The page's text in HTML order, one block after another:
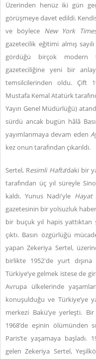
Üzerinden henüz iki gün
görüşmeye davet edildi.
ve böylece New York
gazetecilik eğitimi almış
gördüğü birçok modern
gazeteciliğine yeni bir
temsilcilerinden oldu. Çift
Mustafa Kemal Atatürk
Yayın Genel Müdürlüğü)
sürdü ancak bugün hâlâ
yayımlanmaya devam eden
kez onun tarafından çıkarıldı.
Sertel, Resimli Hafta’daki bir
tarafından üç yıl süreyle
kaldı. Yunus Nadi'yle Hayat
gazetesinin bir yolsuzluk
bir buçuk yıl hapis
çıktı. Basın özgürlüğü
yapan Zekeriya Sertel,
birlikte 1952'de yurt
Türkiye’ye gelmek istese de
Avrupa ülkelerinde
konuşulduğu ve Türkiye’ye
merkezi Bakü’ye yerleşti.
1968’de eşinin ölümünden
Paris’te yaşamaya başladı.
gelen Zekeriya Sertel,